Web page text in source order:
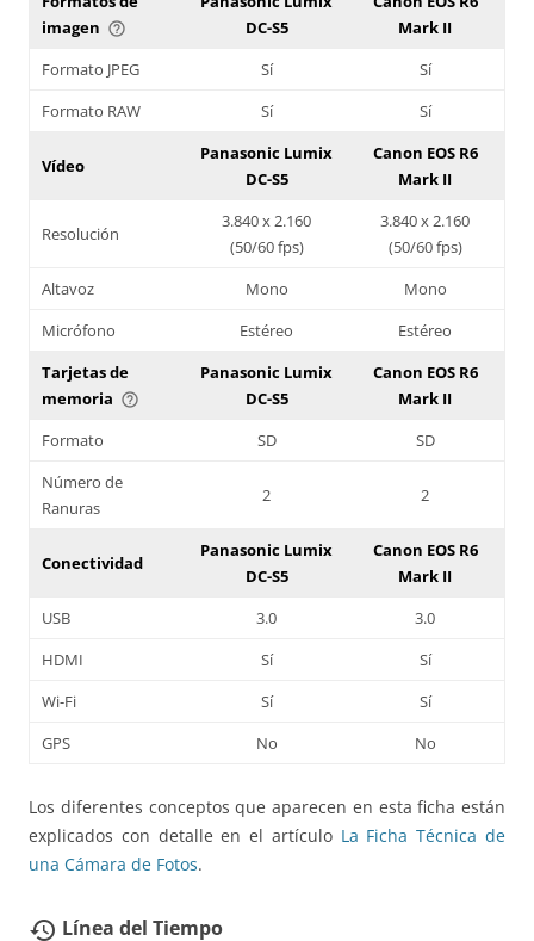
imagen help_outline
DC-S5
Mark II
Formato JPEG
Sí
Sí
Formato RAW
Sí Sí
Vídeo
Panasonic Lumix
DC-S5
Canon EOS R6
Mark II
Resolución
3.840 x 2.160
(50/60 fps)
3.840 x 2.160
(50/60 fps)
Altavoz
Mono
Mono
Micrófono
Estéreo
Estéreo
Tarjetas de
memoria help_outline
Panasonic Lumix
DC-S5
Canon EOS R6
Mark II
Formato
SD
SD
Número de
Ranuras
2 2
Conectividad
Panasonic Lumix
DC-S5
Canon EOS R6
Mark II
USB
3.0
3.0
HDMI
Sí
Sí
Wi-Fi
Sí
Sí
GPS
No No
Los diferentes conceptos que aparecen en esta ficha están
explicados con detalle en el artículo La Ficha Técnica de
una Cámara de Fotos.
restore Línea del Tiempo